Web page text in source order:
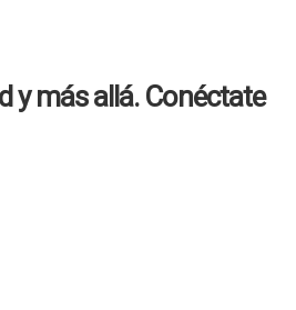
y más allá. Conéctate